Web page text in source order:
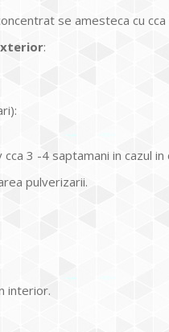
se amesteca cu
:
3 -4 saptamani in cazul in
pulverizarii.
interior.